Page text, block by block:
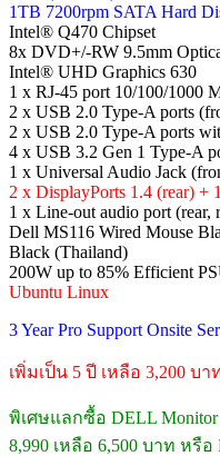
1TB 7200rpm SATA Hard
Intel® Q470 Chipset
8x DVD+/-RW 9.5mm
Intel® UHD Graphics 630
1 x RJ-45 port 10/100/1000
2 x USB 2.0 Type-A ports
2 x USB 2.0 Type-A ports
4 x USB 3.2 Gen 1 Type-A
1 x Universal Audio Jack
2 x DisplayPorts 1.4 (rear)
1 x Line-out audio port (rear,
Dell MS116 Wired Mouse
Black (Thailand)
200W up to 85% Efficient
Ubuntu Linux
3 Year Pro Support Onsite
เพิ่มเป็น 5 ปี เหลือ 3,200 บา
พิเศษแลกซื้อ DELL
8,990 เหลือ 6,500 บาท หรือ